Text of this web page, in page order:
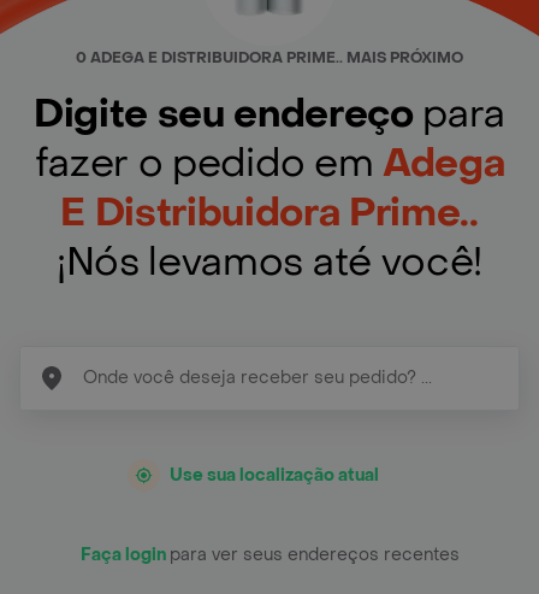
0 ADEGA E DISTRIBUIDORA PRIME.. MAIS PRÓXIMO
Digite seu endereço para
fazer o pedido em Adega
E Distribuidora Prime..
¡Nós levamos até você!
Use sua localização atual
Faça login para ver seus endereços recentes